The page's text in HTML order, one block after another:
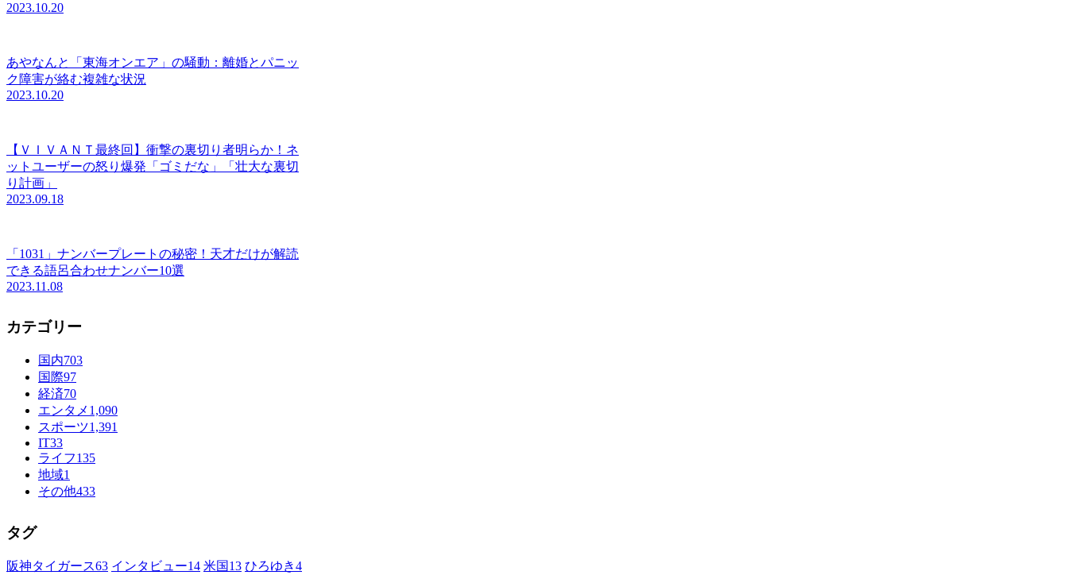
2023.10.20
あやなんと「東海オンエア」の騒動：離婚とパニッ
ク障害が絡む複雑な状況
2023.10.20
【ＶＩＶＡＮＴ最終回】衝撃の裏切り者明らか！ネ
ットユーザーの怒り爆発「ゴミだな」「壮大な裏切
り計画」
2023.09.18
「1031」ナンバープレートの秘密！天才だけが解読
できる語呂合わせナンバー10選
2023.11.08
カテゴリー
国内703
国際97
経済70
エンタメ 1,090
スポーツ1,391
IT33
ライフ135
地域1
その他433
タグ
阪神タイガース63 インタビュー14 米国13 ひろゆき4